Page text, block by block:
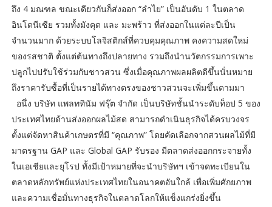
ถึง 4 มณฑล ขณะเดียวกันก็ส่งออก “ลำไย” เป็นอันดับ 1 ในตลาด
อินโดนีเซีย รวมทั้งมังคุด และ มะพร้าว ที่ส่งออกในแต่ละปีเป็น
จำนวนมาก ด้วยระบบโลจิสติกส์ที่ควบคุมคุณภาพ คงความสดใหม่
ของรสชาติ ตั้งแต่ต้นทางถึงปลายทาง รวมถึงนำนวัตกรรมการเพาะ
ปลูกไปปรับใช้ร่วมกับชาวสวน ซึ่งเมื่อคุณภาพผลผลิตดีขึ้นนั่นหมาย
ถึงราคารับซื้อที่เป็นรายได้ทางตรงของชาวสวนจะเพิ่มขึ้นตามมา
อนึ่ง บริษัท แพลททินัม ฟรุ๊ต จำกัด เป็นบริษัทชั้นนำระดับท็อป 5 ของ
ประเทศไทยด้านส่งออกผลไม้สด สามารถดำเนินธุรกิจได้ครบวงจร
ตั้งแต่จัดหาสินค้าเกษตรที่มี “คุณภาพ” โดยคัดเลือกจากสวนผลไม้ที่มี
มาตรฐาน GAP และ Global GAP รับรอง มีตลาดส่งออกกระจายทั้ง
ในเอเชียและยุโรป ทั้งมีเป้าหมายที่จะนำบริษัทฯ เข้าจดทะเบียนใน
ตลาดหลักทรัพย์แห่งประเทศไทยในอนาคตอันใกล้ เพื่อเพิ่มศักยภาพ
และความเชื่อมั่นทางธุรกิจในตลาดโลกให้แข็งแกร่งยิ่งขึ้น